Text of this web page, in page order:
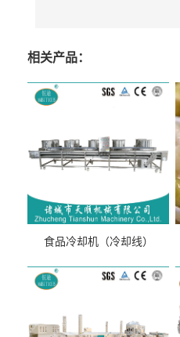
相关产品：
食品冷却机（冷却线）